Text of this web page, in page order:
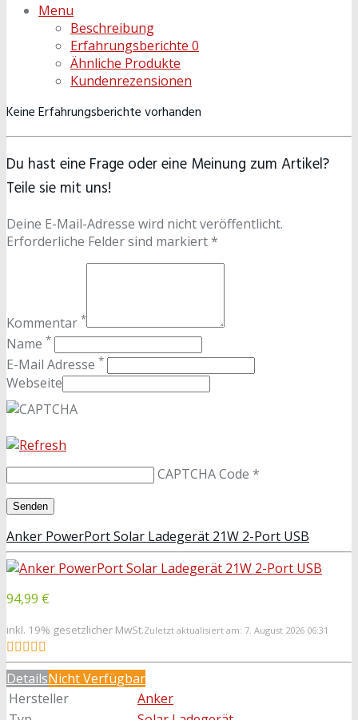
Menu
Beschreibung
Erfahrungsberichte 0
Ähnliche Produkte
Kundenrezensionen
Keine Erfahrungsberichte vorhanden
Du hast eine Frage oder eine Meinung zum Artikel?
Teile sie mit uns!
Deine E-Mail-Adresse wird nicht veröffentlicht.
Erforderliche Felder sind markiert *
Kommentar *
Name *
E-Mail Adresse *
Webseite
CAPTCHA Code *
Anker PowerPort Solar Ladegerät 21W 2-Port USB
94,99 €
inkl. 19% gesetzlicher MwSt.Zuletzt aktualisiert am: 7. August 2026 06:31
DetailsNicht Verfügbar
Hersteller
Anker